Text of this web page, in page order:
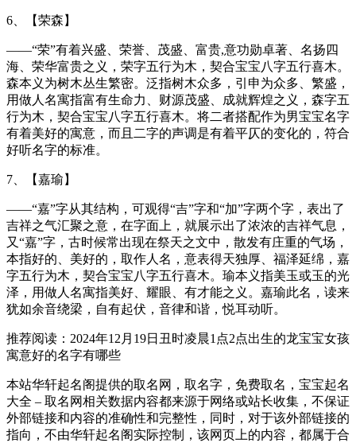
6、【荣森】
——“荣”有着兴盛、荣誉、茂盛、富贵,意功勋卓著、名扬四
海、荣华富贵之义，荣字五行为木，契合宝宝八字五行喜木。
森本义为树木丛生繁密。泛指树木众多，引申为众多、繁盛，
用做人名寓指富有生命力、财源茂盛、成就辉煌之义，森字五
行为木，契合宝宝八字五行喜木。将二者搭配作为男宝宝名字
有着美好的寓意，而且二字的声调是有着平仄的变化的，符合
好听名字的标准。
7、【嘉瑜】
——“嘉”字从其结构，可观得“吉”字和“加”字两个字，表出了
吉祥之气汇聚之意，在字面上，就展示出了浓浓的吉祥气息，
又“嘉”字，古时候常出现在祭天之文中，散发有庄重的气场，
本指好的、美好的，取作人名，意表得天独厚、福泽延绵，嘉
字五行为木，契合宝宝八字五行喜木。瑜本义指美玉或玉的光
泽，用做人名寓指美好、耀眼、有才能之义。嘉瑜此名，读来
犹如余音绕梁，自有起伏，音律和谐，悦耳动听。
推荐阅读：2024年12月19日丑时凌晨1点2点出生的龙宝宝女孩
寓意好的名字有哪些
本站华轩起名阁提供的取名网，取名字，免费取名，宝宝起名
大全 – 取名网相关数据内容都来源于网络或站长收集，不保证
外部链接和内容的准确性和完整性，同时，对于该外部链接的
指向，不由华轩起名阁实际控制，该网页上的内容，都属于合